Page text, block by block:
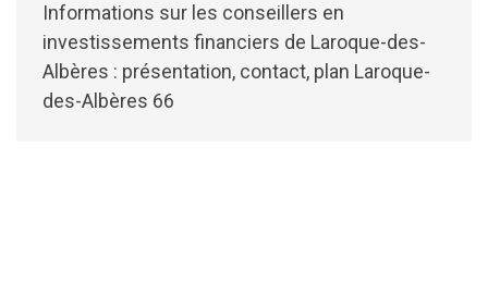
Informations sur les conseillers en
investissements financiers de Laroque-des-
Albères : présentation, contact, plan Laroque-
des-Albères 66